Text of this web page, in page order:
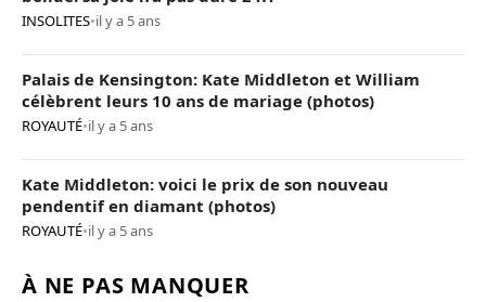
INSOLITES•il y a 5 ans
Palais de Kensington: Kate Middleton et William
célèbrent leurs 10 ans de mariage (photos)
ROYAUTÉ•il y a 5 ans
Kate Middleton: voici le prix de son nouveau
pendentif en diamant (photos)
ROYAUTÉ•il y a 5 ans
À NE PAS MANQUER